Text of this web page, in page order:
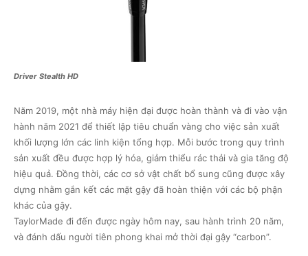
Driver Stealth HD
Năm 2019, một nhà máy hiện đại được hoàn thành và đi vào vận
hành năm 2021 để thiết lập tiêu chuẩn vàng cho việc sản xuất
khối lượng lớn các linh kiện tổng hợp. Mỗi bước trong quy trình
sản xuất đều được hợp lý hóa, giảm thiểu rác thải và gia tăng độ
hiệu quả. Đồng thời, các cơ sở vật chất bổ sung cũng được xây
dựng nhằm gắn kết các mặt gậy đã hoàn thiện với các bộ phận
khác của gậy.
TaylorMade đi đến được ngày hôm nay, sau hành trình 20 năm,
và đánh dấu người tiên phong khai mở thời đại gậy “carbon”.